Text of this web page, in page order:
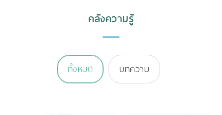
คลังความรู้
ทั้งหมด บทความ